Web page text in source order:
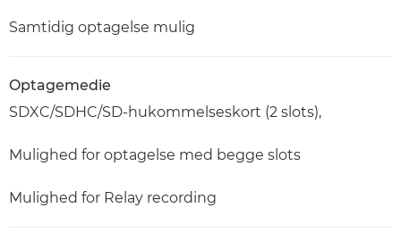
Samtidig optagelse mulig
Optagemedie
SDXC/SDHC/SD-hukommelseskort (2 slots),
Mulighed for optagelse med begge slots
Mulighed for Relay recording